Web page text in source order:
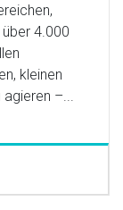
4.000
kleinen
agieren –...